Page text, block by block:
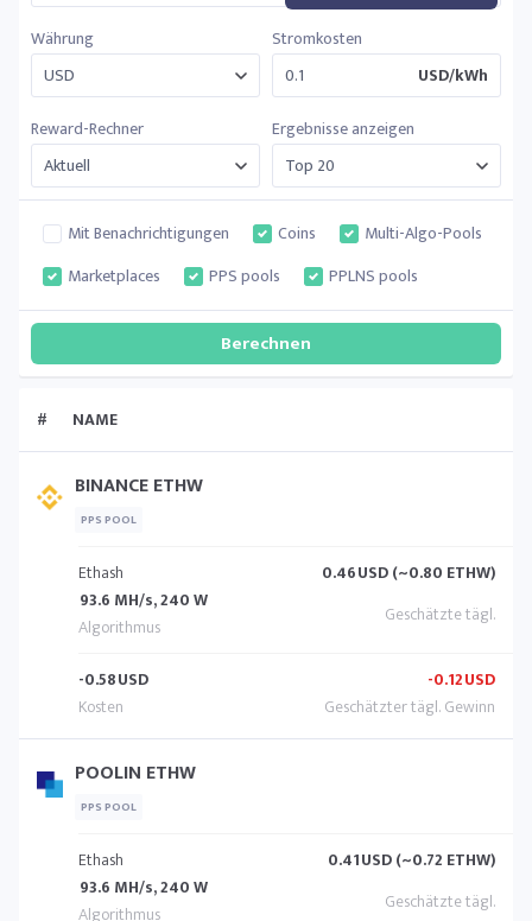
Währung
Stromkosten
USD/kWh
Reward-Rechner
Ergebnisse anzeigen
Mit Benachrichtigungen Coins
Multi-Algo-Pools
Marketplaces
PPS pools PPLNS pools
# NAME
BINANCE ETHW
PPS POOL
Ethash
93.6 MH/s, 240 W
0.46USD (~0.80 ETHW)
-0.58USD -0.12USD
POOLIN ETHW
PPS POOL
Ethash
93.6 MH/s, 240 W
0.41USD (~0.72 ETHW)